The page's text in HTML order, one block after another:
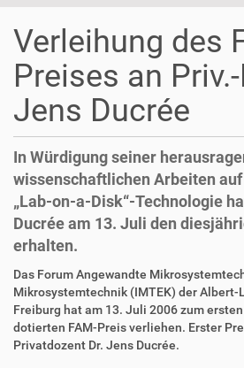
Verleihung des
Preises an
Jens Ducrée
In Würdigung seiner
wissenschaftlichen Arbeiten
„Lab-on-a-Disk“-Technologie
Ducrée am 13. Juli den
erhalten.
D
i
r
e
k
A
r
t
i
k
Das Forum Angewandte
Mikrosystemtechnik (IMTEK) der
Freiburg hat am 13. Juli 2006 zum
dotierten FAM-Preis verliehen. Erster
Privatdozent Dr. Jens Ducrée.